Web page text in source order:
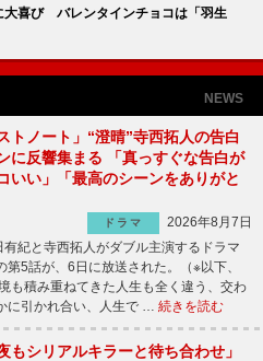
大喜び バレンタインチョコは「羽生
NEWS
トノート」“澄晴”寺西拓人の告白
に反響集まる 「真っすぐな告白が
いい」「最高のシーンをありがと
ドラマ
2026年8月7日
紀と寺西拓人がダブル主演するドラマ
第5話が、6日に放送された。（※以下、
積み重ねてきた人生も全く違う、交わ
に引かれ合い、人生で … 続きを読む
もシリアルキラーと待ち合わせ」